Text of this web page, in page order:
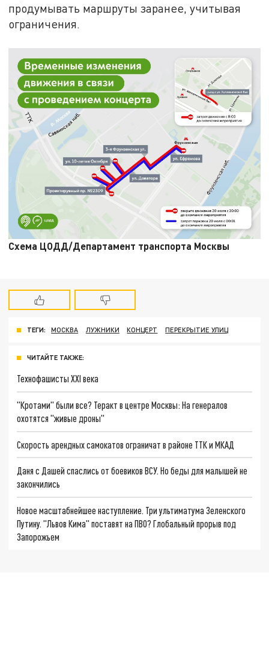
продумывать маршруты заранее, учитывая
ограничения.
Схема ЦОДД/Департамент транспорта Москвы
ТЕГИ: МОСКВА ЛУЖНИКИ КОНЦЕРТ ПЕРЕКРЫТИЕ УЛИЦ
ЧИТАЙТЕ ТАКЖЕ:
Технофашисты XXI века
"Кротами" были все? Теракт в центре Москвы: На генералов
охотятся "живые дроны"
Скорость арендных самокатов ограничат в районе ТТК и МКАД
Даня с Дашей спаслись от боевиков ВСУ. Но беды для малышей не
закончились
Новое масштабнейшее наступление. Три ультиматума Зеленского
Путину. "Львов Кима" поставят на ПВО? Глобальный прорыв под
Запорожьем